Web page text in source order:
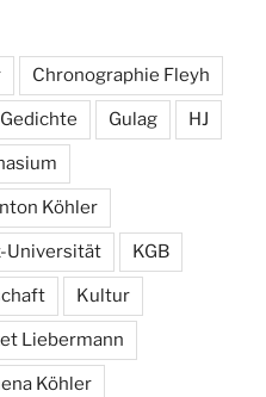
Chronographie Fleyh
Gedichte Gulag HJ
Köhler
Universität KGB
Kultur
Liebermann
Köhler